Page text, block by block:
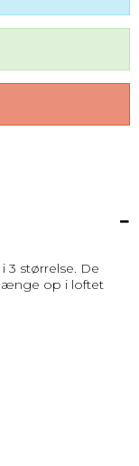
3 størrelse. De
op i loftet